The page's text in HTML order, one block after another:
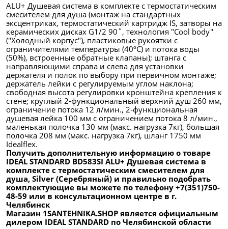
ALU+ Душевая система в комплекте с термостатическим
смесителем для душа (монтаж на стандартных
эксцентриках, термостатический картридж IS, затворы на
керамических дисках G1/2 90˚, технология "Cool body"
("Холодный корпус"), пластиковые рукоятки с
ограничителями температуры (40ºC) и потока воды
(50%), встроенные обратные клапаны); штанга с
направляющими справа и слева для установки
держателя и полок по выбору при первичном монтаже;
держатель лейки с регулируемым углом наклона;
свободная высота регулировки кронштейна крепления к
стене; круглый 2-функциональный верхний душ 260 мм,
ограничение потока 12 л/мин., 2-функциональная
душевая лейка 100 мм с ограничением потока 8 л/мин.,
маленькая полочка 130 мм (макс. нагрузка 7кг), большая
полочка 208 мм (макс. нагрузка 7кг), шланг 1750 мм
Idealflex.
Получить дополнительную информацию о товаре
IDEAL STANDARD BD583SI ALU+ Душевая система в
комплекте с термостатическим смесителем для
душа, Silver (Серебряный) и правильно подобрать
комплектующие вы можете по телефону +7(351)750-
48-59 или в консультационном центре в г.
Челябинск
Магазин 1SANTEHNIKA.SHOP является официальным
дилером IDEAL STANDARD по Челябинской области